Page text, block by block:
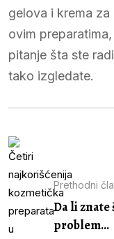
gelova i krema
ovim
pitanje šta ste
tako izgledate.
Prethodni
Da li
problem...